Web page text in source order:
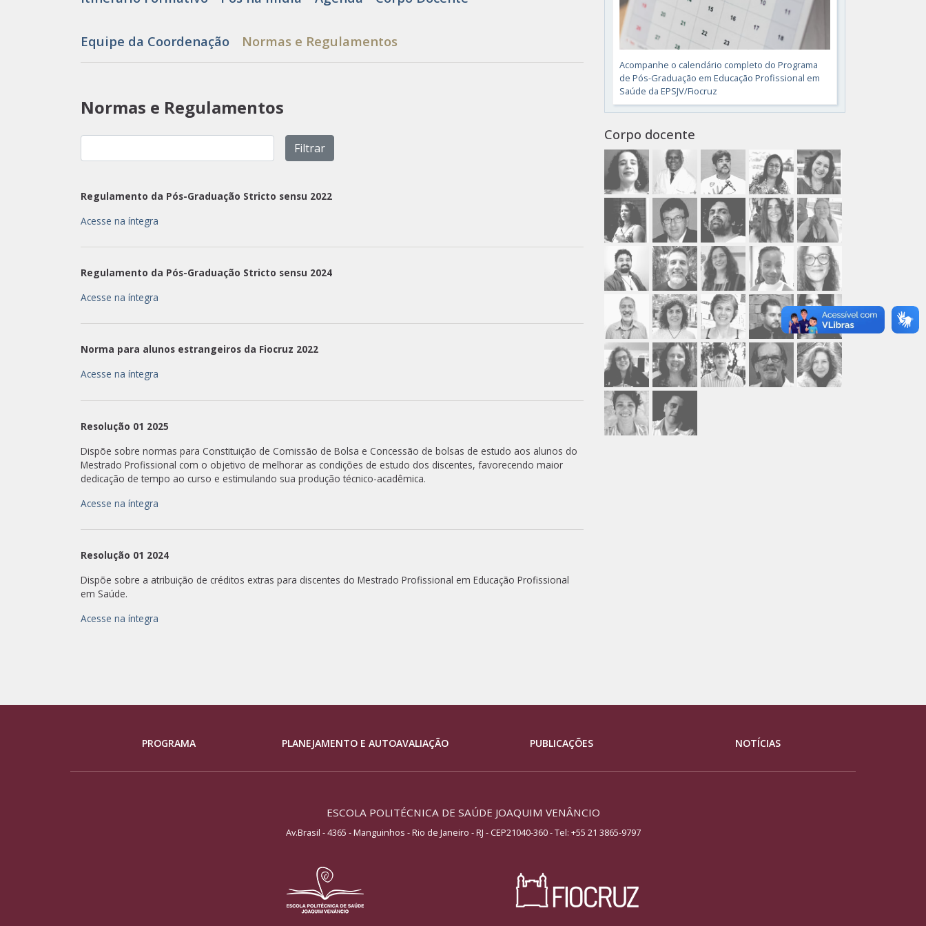
Equipe da Coordenação Normas e Regulamentos
Normas e Regulamentos
Regulamento da Pós-Graduação Stricto sensu 2022
Acesse na íntegra
Regulamento da Pós-Graduação Stricto sensu 2024
Acesse na íntegra
Norma para alunos estrangeiros da Fiocruz 2022
Acesse na íntegra
Resolução 01 2025
Dispõe sobre normas para Constituição de Comissão de Bolsa e Concessão de bolsas de estudo aos alunos do
Mestrado Profissional com o objetivo de melhorar as condições de estudo dos discentes, favorecendo maior
dedicação de tempo ao curso e estimulando sua produção técnico-acadêmica.
Acesse na íntegra
Resolução 01 2024
Dispõe sobre a atribuição de créditos extras para discentes do Mestrado Profissional em Educação Profissional
em Saúde.
Acesse na íntegra
Acompanhe o calendário completo do Programa
de Pós-Graduação em Educação Profissional em
Saúde da EPSJV/Fiocruz
Corpo docente
PROGRAMA PLANEJAMENTO E AUTOAVALIAÇÃO PUBLICAÇÕES NOTÍCIAS
ESCOLA POLITÉCNICA DE SAÚDE JOAQUIM VENÂNCIO
Av.Brasil - 4365 - Manguinhos - Rio de Janeiro - RJ - CEP21040-360- Tel: +55 21 3865-9797